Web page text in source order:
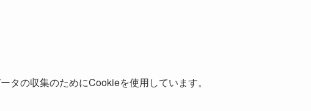
タの収集のためにCookieを使用しています。